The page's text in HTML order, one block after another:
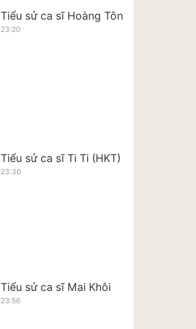
Tiểu sử ca sĩ Hoàng Tôn
23:20
Tiểu sử ca sĩ Ti Ti (HKT)
23:30
Tiểu sử ca sĩ Mai Khôi
23:56